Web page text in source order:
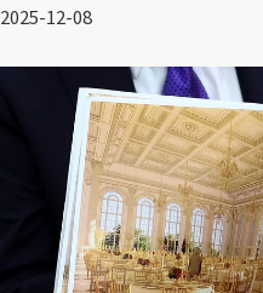
2025-12-08